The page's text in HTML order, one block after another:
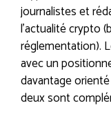
journalistes et
l’actualité crypto
réglementation).
avec un
davantage
deux sont